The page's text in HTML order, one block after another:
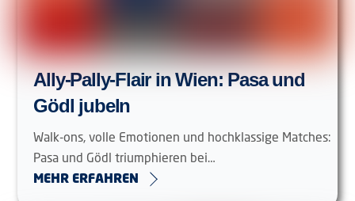
Ally-Pally-Flair in Wien: Pasa und
Gödl jubeln
Walk-ons, volle Emotionen und hochklassige Matches:
Pasa und Gödl triumphieren bei…
MEHR ERFAHREN